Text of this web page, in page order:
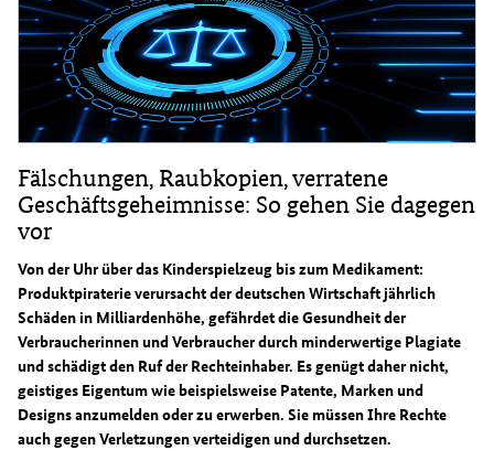
Fälschungen, Raubkopien, verratene
Geschäftsgeheimnisse: So gehen Sie dagegen
vor
Von der Uhr über das Kinderspielzeug bis zum Medikament:
Produktpiraterie verursacht der deutschen Wirtschaft jährlich
Schäden in Milliardenhöhe, gefährdet die Gesundheit der
Verbraucherinnen und Verbraucher durch minderwertige Plagiate
und schädigt den Ruf der Rechteinhaber. Es genügt daher nicht,
geistiges Eigentum wie beispielsweise Patente, Marken und
Designs anzumelden oder zu erwerben. Sie müssen Ihre Rechte
auch gegen Verletzungen verteidigen und durchsetzen.